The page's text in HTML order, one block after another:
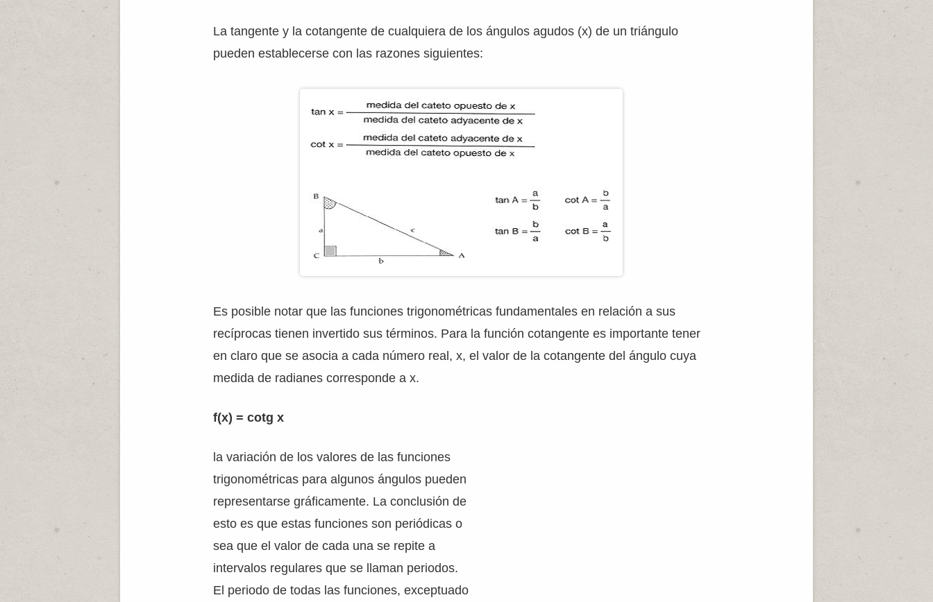
La tangente y la cotangente de cualquiera de los ángulos agudos (x) de un triángulo
pueden establecerse con las razones siguientes:
Es posible notar que las funciones trigonométricas fundamentales en relación a sus
recíprocas tienen invertido sus términos. Para la función cotangente es importante tener
en claro que se asocia a cada número real, x, el valor de la cotangente del ángulo cuya
medida de radianes corresponde a x.
f(x) = cotg x
la variación de los valores de las funciones
trigonométricas para algunos ángulos pueden
representarse gráficamente. La conclusión de
esto es que estas funciones son periódicas o
sea que el valor de cada una se repite a
intervalos regulares que se llaman periodos.
El periodo de todas las funciones, exceptuado